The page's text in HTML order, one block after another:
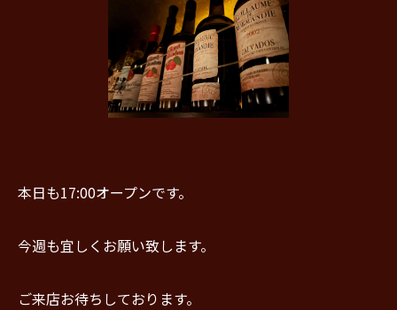
本日も17:00オープンです。
今週も宜しくお願い致します。
ご来店お待ちしております。